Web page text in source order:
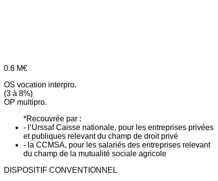
0.6 M€
OS vocation interpro.
(3 à 8%)
OP multipro.
*Recouvrée par :
- l’Urssaf Caisse nationale, pour les entreprises privées
et publiques relevant du champ de droit privé
- la CCMSA, pour les salariés des entreprises relevant
du champ de la mutualité sociale agricole
DISPOSITIF CONVENTIONNEL